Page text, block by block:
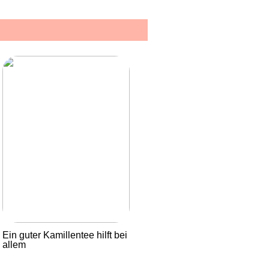
Ein guter Kamillentee hilft bei
allem